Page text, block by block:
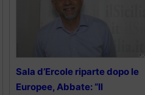
Sala d’Ercole riparte dopo le
Europee, Abbate: “Il